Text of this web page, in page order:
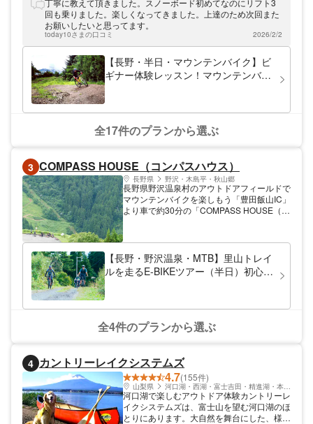
ョンの中、じっくりウォーキングを楽しみま
しょう。スノーシューはスキー板よりも歩き
やすく、初心者も体験しやすいアクティビテ
ィです。
丁寧に教えて頂きました。スノーボード初めてなのにリフト3
回も乗りました。楽しくなってきました。上達のため次回また
お願いしたいと思ってます。
today10さまの口コミ 2026/2/2
【長野・半日・マウンテンバイク】ビ
ギナー体験レッスン！マウンテンバイ
全17件のプランから選ぶ
3 COMPASS HOUSE（コンパスハウス）
長野県 野沢・木島平・秋山郷
長野県野沢温泉村のアウトドアフィールドで
マウンテンバイクを楽しもう「豊田飯山IC」
より車で約30分の「COMPASS HOUSE（コ
す。夏の野沢温泉は冬に劣らず魅力いっぱ
い。地形に富んだスキー場エリアや周辺の森
林でのライド、そしてラストには温泉を満喫
しましょう。野沢温泉ならではの夏を体験し
【長野・野沢温泉・MTB】里山トレイ
ルを走るE-BIKEツアー（半日）初心者
全4件のプランから選ぶ
4 カントリーレイクシステムズ
4.7(155件)
山梨県 河口湖・西湖・富士吉田・精進湖・本栖湖
河口湖で楽しむアウトドア体験カントリーレ
イクシステムズは、富士山を望む河口湖のほ
とりにあります。大自然を舞台にした、様々